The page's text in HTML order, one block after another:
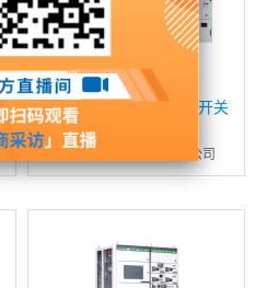
环保气体绝缘金属封闭开关
江苏洛凯机电股份有限公司